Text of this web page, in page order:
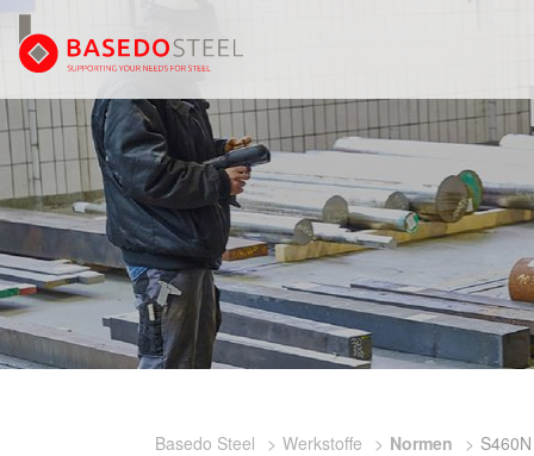
Basedo Steel Werkstoffe Normen S460N